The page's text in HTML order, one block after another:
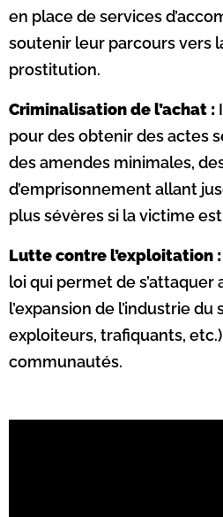
en place de services
soutenir leur parcours vers
prostitution.
Criminalisation de l’achat :
pour des obtenir des actes
des amendes minimales,
d’emprisonnement allant
plus sévères si la victime
Lutte contre l’exploitation :
loi qui permet de
l’expansion de l’industrie du
exploiteurs, trafiquants,
communautés.